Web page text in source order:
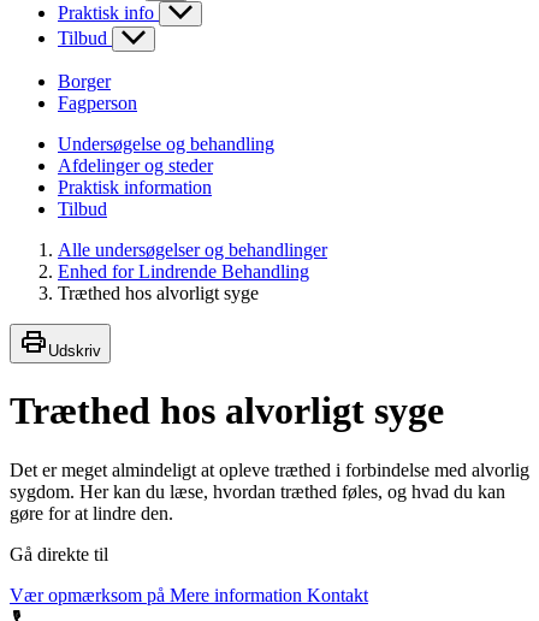
Praktisk info
Tilbud
Borger
Fagperson
Undersøgelse og behandling
Afdelinger og steder
Praktisk information
Tilbud
Alle undersøgelser og behandlinger
Enhed for Lindrende Behandling
Træthed hos alvorligt syge
Udskriv
Træthed hos alvorligt syge
Det er meget almindeligt at opleve træthed i forbindelse med alvorlig
sygdom. Her kan du læse, hvordan træthed føles, og hvad du kan
gøre for at lindre den.
Gå direkte til
Vær opmærksom på Mere information Kontakt